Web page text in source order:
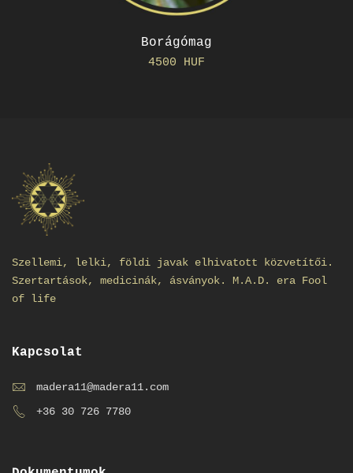
Borágómag
4500 HUF
Szellemi, lelki, földi javak elhivatott közvetítői.
Szertartások, medicinák, ásványok. M.A.D. era Fool
of life
Kapcsolat
madera11@madera11.com
+36 30 726 7780